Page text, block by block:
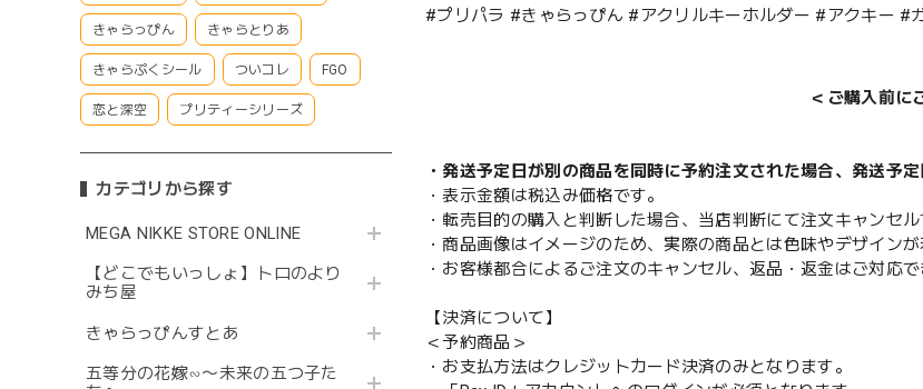
きゃらっぴん きゃらとりあ
きゃらぷくシール ついコレ FGO
恋と深空 プリティーシリーズ
カテゴリから探す
MEGA NIKKE STORE ONLINE
【どこでもいっしょ】トロのより
みち屋
きゃらっぴんすとあ
五等分の花嫁∽〜未来の五つ子た
#プリパラ #きゃらっぴん #アクリルキーホルダー #アクキー #
＜ご購入前に
・発送予定日が別の商品を同時に予約注文された場合、発送予
・表示金額は税込み価格です。
・転売目的の購入と判断した場合、当店判断にて注文キャンセル
・商品画像はイメージのため、実際の商品とは色味やデザイン
・お客様都合によるご注文のキャンセル、返品・返金はご対応で
【決済について】
＜予約商品＞
・お支払方法はクレジットカード決済のみとなります。